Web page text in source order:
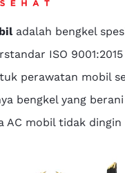
adalah bengkel
ISO
perawatan mobil
bengkel yang
AC mobil tidak